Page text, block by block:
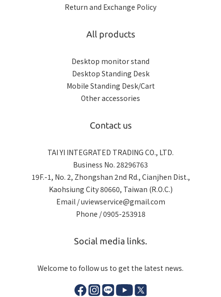
Return and Exchange Policy
All products
Desktop monitor stand
Desktop Standing Desk
Mobile Standing Desk/Cart
Other accessories
Contact us
TAI YI INTEGRATED TRADING CO., LTD.
Business No. 28296763
19F.-1, No. 2, Zhongshan 2nd Rd., Cianjhen Dist.,
Kaohsiung City 80660, Taiwan (R.O.C.)
Email / uviewservice@gmail.com
Phone / 0905-253918
Social media links.
Welcome to follow us to get the latest news.